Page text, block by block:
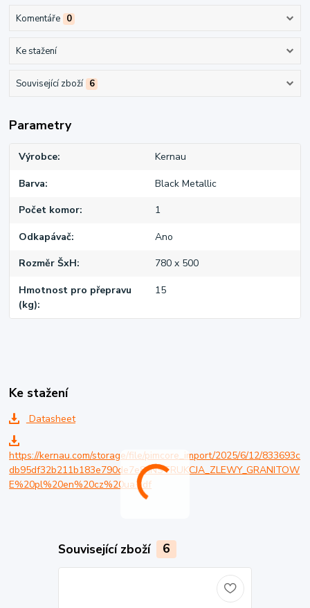
Komentáře 0
Ke stažení
Související zboží 6
Parametry
Výrobce Kernau
Barva Black Metallic
Počet komor 1
Odkapávač Ano
Rozměr ŠxH 780 x 500
Hmotnost pro přepravu
(kg)
15
Ke stažení
Datasheet
https://kernau.com/storage/file/pimcore_import/2025/6/12/833693c
db95df32b211b183e790de7e8/INSTRUKCJA_ZLEWY_GRANITOW
E%20pl%20en%20cz%20ua.pdf
Související zboží 6